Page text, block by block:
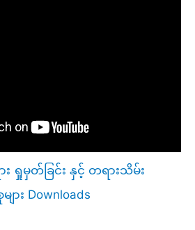
ရှုမှတ်ခြင်း နှင့် တရားသိမ်း
ား Downloads